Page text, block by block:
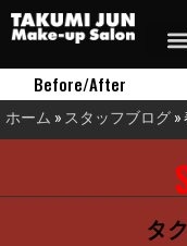
Before/After
ホーム » スタッフブログ »
タ